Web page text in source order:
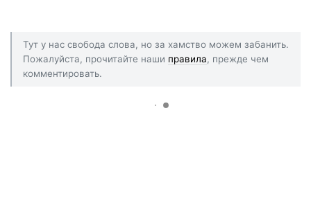
Тут у нас свобода слова, но за хамство можем забанить.
Пожалуйста, прочитайте наши правила, прежде чем
комментировать.